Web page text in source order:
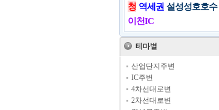
청 역세권 설성성호호수
이천IC
산업단지주변
IC주변
4차선대로변
2차선대로변